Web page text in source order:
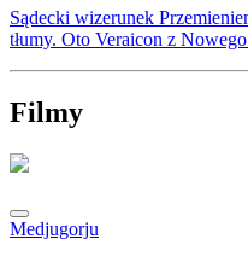
Sądecki wizerunek
tłumy. Oto Veraicon z Nowego
Filmy
Medjugorju